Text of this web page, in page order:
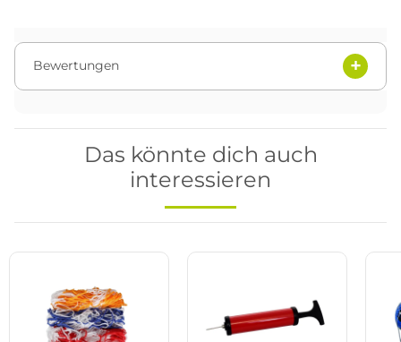
Bewertungen
Das könnte dich auch
interessieren